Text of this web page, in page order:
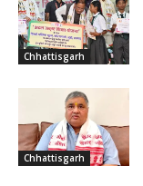
Chhattisgarh
Chhattisgarh